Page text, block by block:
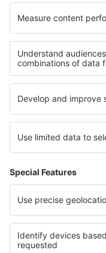
Cele mai bune locuri
Cazare în Bodrum
Cazare in Regiunea
Cazare în Turcia
Cazare in Sudetes